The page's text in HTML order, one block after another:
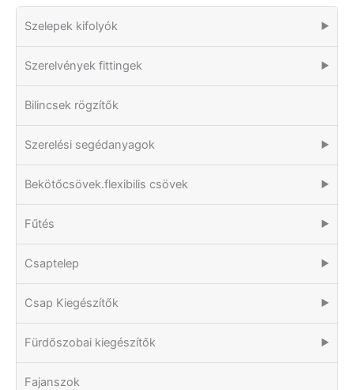
Szelepek kifolyók ▶
Szerelvények fittingek ▶
Bilincsek rögzítők
Szerelési segédanyagok ▶
Bekötőcsövek.flexibilis csövek ▶
Fűtés ▶
Csaptelep ▶
Csap Kiegészítők ▶
Fürdőszobai kiegészítők ▶
Fajanszok